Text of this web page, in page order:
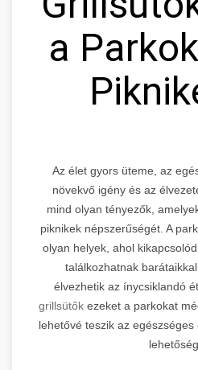
a
Az élet gyors üteme, az
növekvő igény és az
mind olyan tényezők,
piknikek népszerűségét. A
olyan helyek, ahol
találkozhatnak
élvezhetik az ínycsiklandó
grillsütők ezeket a parkokat
lehetővé teszik az